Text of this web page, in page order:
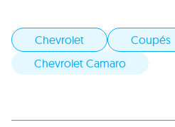
Chevrolet
Coupés
Chevrolet Camaro